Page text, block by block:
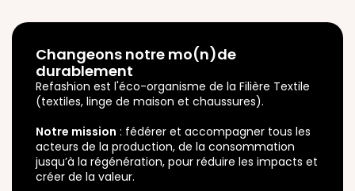
Changeons notre mo(n)de
durablement
Refashion est l'éco-organisme de la Filière Textile
(textiles, linge de maison et chaussures).
Notre mission : fédérer et accompagner tous les
acteurs de la production, de la consommation
jusqu’à la régénération, pour réduire les impacts et
créer de la valeur.